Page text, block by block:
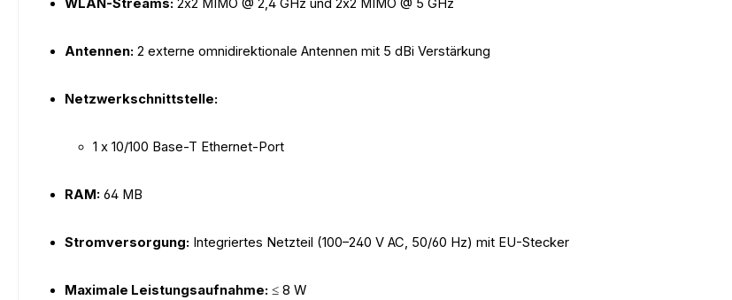
WLAN-Streams: 2x2 MIMO @ 2,4 GHz und 2x2 MIMO @ 5 GHz
Antennen: 2 externe omnidirektionale Antennen mit 5 dBi Verstärkung
Netzwerkschnittstelle:
1 x 10/100 Base-T Ethernet-Port
RAM: 64 MB
Stromversorgung: Integriertes Netzteil (100–240 V AC, 50/60 Hz) mit EU-Stecker
Maximale Leistungsaufnahme: ≤ 8 W